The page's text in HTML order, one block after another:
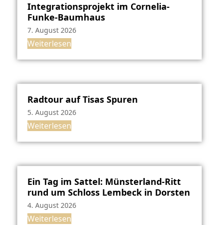
Integrationsprojekt im Cornelia-
Funke-Baumhaus
7. August 2026
Weiterlesen
Radtour auf Tisas Spuren
5. August 2026
Weiterlesen
Ein Tag im Sattel: Münsterland-Ritt
rund um Schloss Lembeck in Dorsten
4. August 2026
Weiterlesen